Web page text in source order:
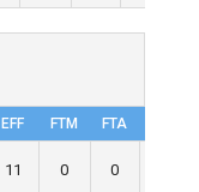
EFF FTM FTA
11 0 0